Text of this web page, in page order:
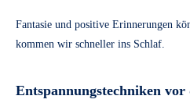
Fantasie und positive Erinnerungen
kommen wir schneller ins Schlaf.
Entspannungstechniken vor